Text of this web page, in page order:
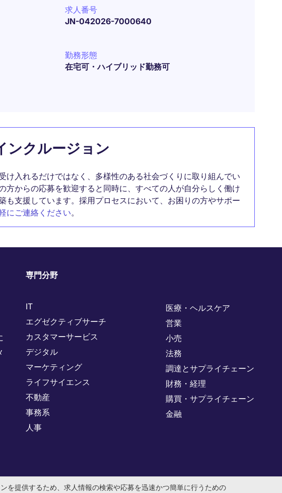
求人番号
JN-042026-7000640
勤務形態
在宅可・ハイブリッド勤務可
ンクルージョン
け入れるだけではなく、多様性のある社会づくりに取り組んでい
方からの応募を歓迎すると同時に、すべての人が自分らしく働け
も支援しています。採用プロセスにおいて、お困りの方やサポー
にご連絡ください。
専門分野
IT
エグゼクティブサーチ
カスタマーサービス
デジタル
マーケティング
ライフサイエンス
不動産
事務系
人事
医療・ヘルスケア
営業
小売
法務
調達とサプライチェーン
財務・経理
購買・サプライチェーン
金融
を提供するため、求人情報の検索や応募を迅速かつ簡単に行うための